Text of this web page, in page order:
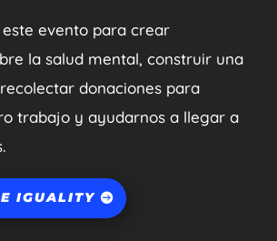
evento para crear
la salud mental, construir una
donaciones para
trabajo y ayudarnos a llegar a
IGUALITY